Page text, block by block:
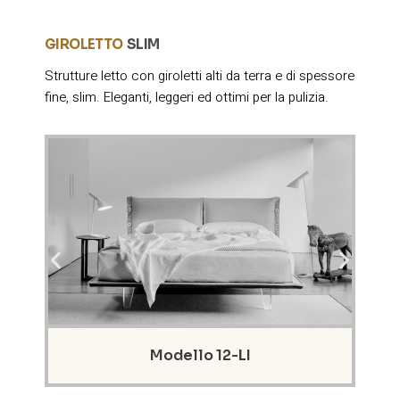
GIROLETTO SLIM
Strutture letto con giroletti alti da terra e di spessore
fine, slim. Eleganti, leggeri ed ottimi per la pulizia.
Codice: FEB-RIG
Modello 12-LI